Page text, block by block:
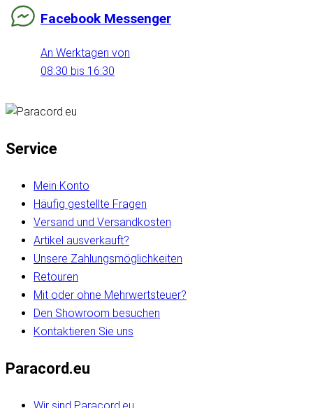
Facebook Messenger
An Werktagen von
08:30 bis 16:30
Service
Mein Konto
Häufig gestellte Fragen
Versand und Versandkosten
Artikel ausverkauft?
Unsere Zahlungsmöglichkeiten
Retouren
Mit oder ohne Mehrwertsteuer?
Den Showroom besuchen
Kontaktieren Sie uns
Paracord.eu
Wir sind Paracord.eu